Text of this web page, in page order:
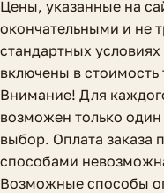
Цены, указанные на
окончательными и не
стандартных
включены в стоимость
Внимание! Для
возможен только один
выбор. Оплата заказа
способами
Возможные способы